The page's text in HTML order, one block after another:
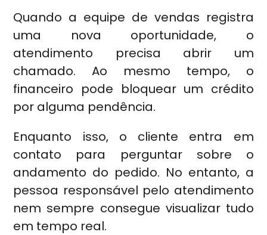
Quando a equipe de vendas registra
uma nova oportunidade, o
atendimento precisa abrir um
chamado. Ao mesmo tempo, o
financeiro pode bloquear um crédito
por alguma pendência.
Enquanto isso, o cliente entra em
contato para perguntar sobre o
andamento do pedido. No entanto, a
pessoa responsável pelo atendimento
nem sempre consegue visualizar tudo
em tempo real.